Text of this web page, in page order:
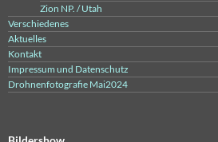
Zion NP. / Utah
Verschiedenes
Aktuelles
Kontakt
Impressum und Datenschutz
Drohnenfotografie Mai2024